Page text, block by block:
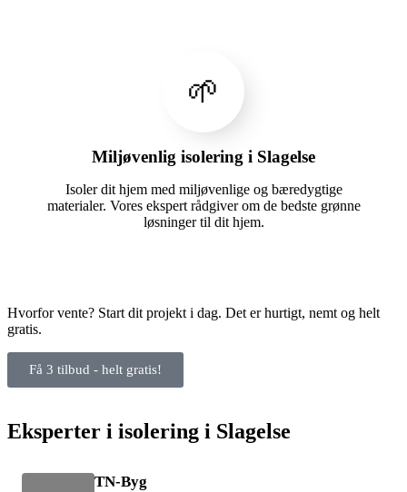
🌱
Miljøvenlig isolering i Slagelse
Isoler dit hjem med miljøvenlige og bæredygtige
materialer. Vores ekspert rådgiver om de bedste grønne
løsninger til dit hjem.
Hvorfor vente? Start dit projekt i dag. Det er hurtigt, nemt og helt
gratis.
Få 3 tilbud - helt gratis!
Eksperter i isolering i Slagelse
TN-Byg